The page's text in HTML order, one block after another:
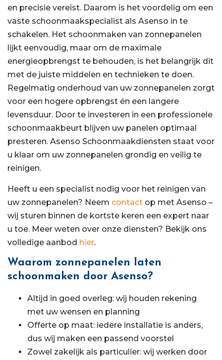
en precisie vereist. Daarom is het voordelig om een
vaste schoonmaakspecialist als Asenso in te
schakelen. Het schoonmaken van zonnepanelen
lijkt eenvoudig, maar om de maximale
energieopbrengst te behouden, is het belangrijk dit
met de juiste middelen en technieken te doen.
Regelmatig onderhoud van uw zonnepanelen zorgt
voor een hogere opbrengst én een langere
levensduur. Door te investeren in een professionele
schoonmaakbeurt blijven uw panelen optimaal
presteren. Asenso Schoonmaakdiensten staat voor
u klaar om uw zonnepanelen grondig en veilig te
reinigen.
Heeft u een specialist nodig voor het reinigen van
uw zonnepanelen? Neem contact op met Asenso –
wij sturen binnen de kortste keren een expert naar
u toe. Meer weten over onze diensten? Bekijk ons
volledige aanbod hier.
Waarom zonnepanelen laten
schoonmaken door Asenso?
Altijd in goed overleg: wij houden rekening
met uw wensen en planning
Offerte op maat: iedere installatie is anders,
dus wij maken een passend voorstel
Zowel zakelijk als particulier: wij werken door